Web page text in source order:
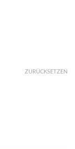
ZURÜCKSETZEN
M10